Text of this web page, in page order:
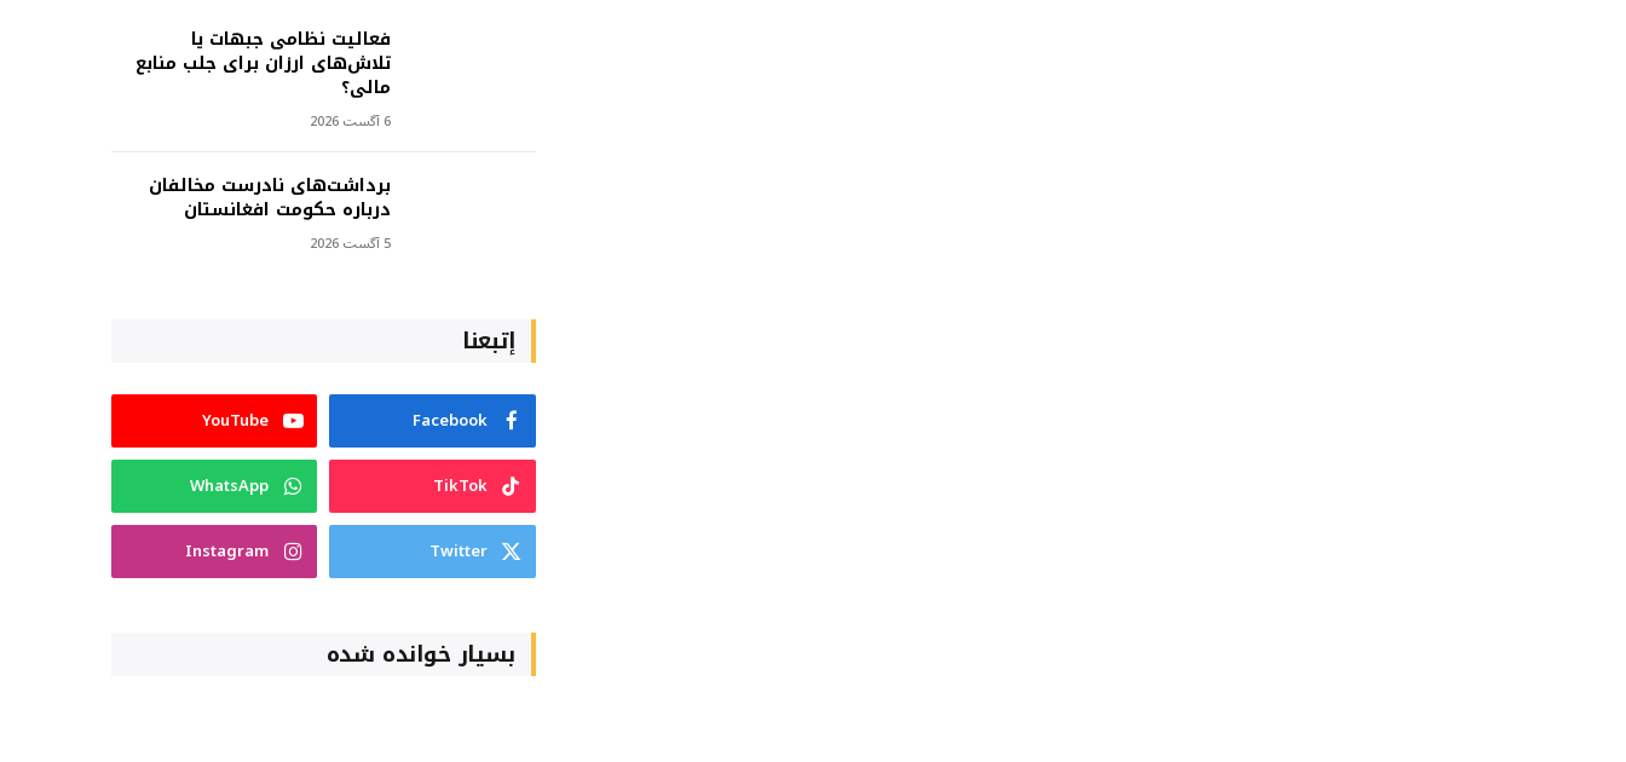
فعالیت نظامی جبهات یا
تلاش‌های ارزان برای جلب منابع
مالی؟
6 آگست 2026
برداشت‌های نادرست مخالفان
درباره حکومت افغانستان
5 آگست 2026
إتبعنا
Facebook
YouTube
TikTok
WhatsApp
Twitter
Instagram
بسیار خوانده شده